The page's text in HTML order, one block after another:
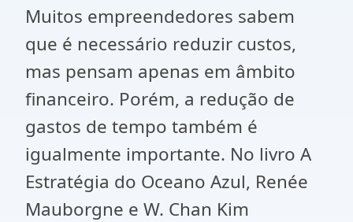
Muitos empreendedores sabem
que é necessário reduzir custos,
mas pensam apenas em âmbito
financeiro. Porém, a redução de
gastos de tempo também é
igualmente importante. No livro A
Estratégia do Oceano Azul, Renée
Mauborgne e W. Chan Kim